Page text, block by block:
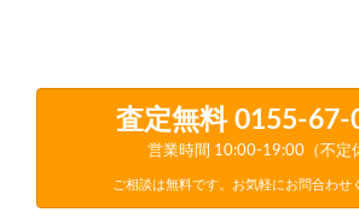
査定無料 0155-67-
営業時間 10:00-19:00（不定
ご相談は無料です。お気軽にお問合わせ